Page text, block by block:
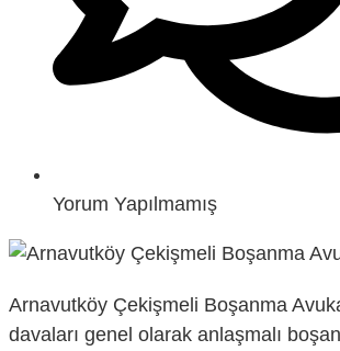
Yorum Yapılmamış
Arnavutköy Çekişmeli Boşanma
davaları genel olarak anlaşmalı